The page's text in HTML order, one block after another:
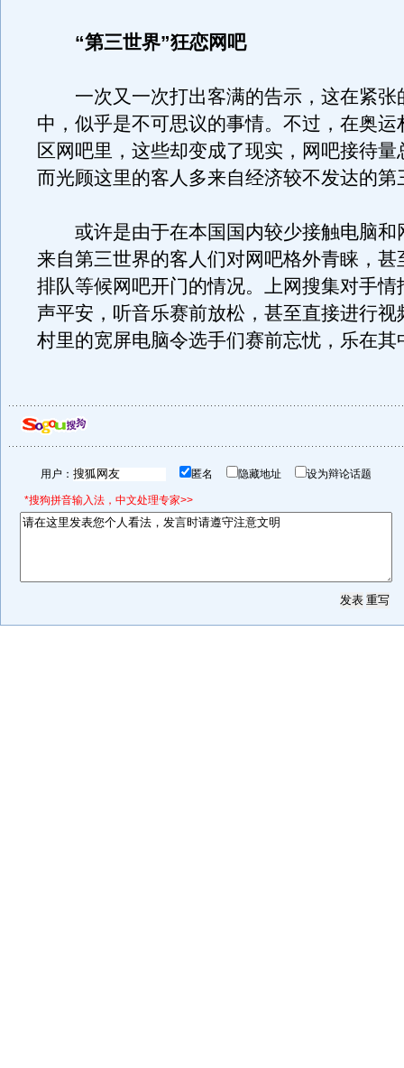
“第三世界”狂恋网吧
一次又一次打出客满的告示，这在紧张
中，似乎是不可思议的事情。不过，在奥运
区网吧里，这些却变成了现实，网吧接待量
而光顾这里的客人多来自经济较不发达的第
或许是由于在本国国内较少接触电脑和
来自第三世界的客人们对网吧格外青睐，甚
排队等候网吧开门的情况。上网搜集对手情
声平安，听音乐赛前放松，甚至直接进行视
村里的宽屏电脑令选手们赛前忘忧，乐在其
用户： 匿名 隐藏地址 设为辩论话题
*搜狗拼音输入法，中文处理专家>>